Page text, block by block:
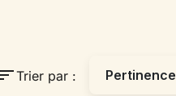
sortTrier par : Pertinence